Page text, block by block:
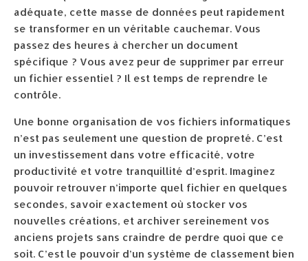
adéquate, cette masse de données peut rapidement
se transformer en un véritable cauchemar. Vous
passez des heures à chercher un document
spécifique ? Vous avez peur de supprimer par erreur
un fichier essentiel ? Il est temps de reprendre le
contrôle.
Une bonne organisation de vos fichiers informatiques
n’est pas seulement une question de propreté. C’est
un investissement dans votre efficacité, votre
productivité et votre tranquillité d’esprit. Imaginez
pouvoir retrouver n’importe quel fichier en quelques
secondes, savoir exactement où stocker vos
nouvelles créations, et archiver sereinement vos
anciens projets sans craindre de perdre quoi que ce
soit. C’est le pouvoir d’un système de classement bien